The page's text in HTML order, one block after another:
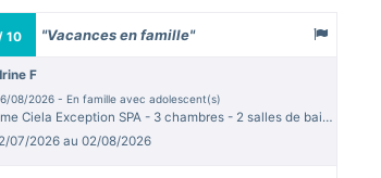
10 "Vacances en famille"
F
08/2026 - En famille avec adolescent(s)
Mobil home Ciela Exception SPA - 3 chambres - 2 salles de bain - draps, serviettes et plancha
07/2026 au 02/08/2026